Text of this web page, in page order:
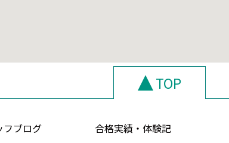
TOP
フブログ 合格実績・体験記